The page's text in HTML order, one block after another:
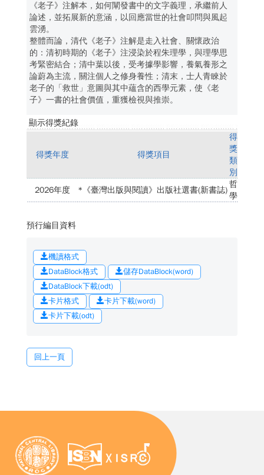
《老子》注解本，如何闡發書中的文字義理，承繼前人
論述，並拓展新的意涵，以回應當世的社會叩問與風起
雲湧。
整體而論，清代《老子》注解是走入社會、關懷政治
的：清初時期的《老子》注浸染於程朱理學，與理學思
考緊密結合；清中葉以後，受考據學影響，養氣養形之
論蔚為主流，關注個人之修身養性；清末，士人青睞於
老子的「救世」意圖與其中蘊含的西學元素，使《老
子》一書的社會價值，重獲檢視與推崇。
顯示得獎紀錄
得獎年度 得獎項目
得
獎
類
別
2026年度
*《臺灣出版與閱讀》出版社選書(新書誌)
哲
學
預行編目資料
機讀格式
DataBlock格式
儲存DataBlock(word)
DataBlock下載(odt)
卡片格式
卡片下載(word)
卡片下載(odt)
回上一頁